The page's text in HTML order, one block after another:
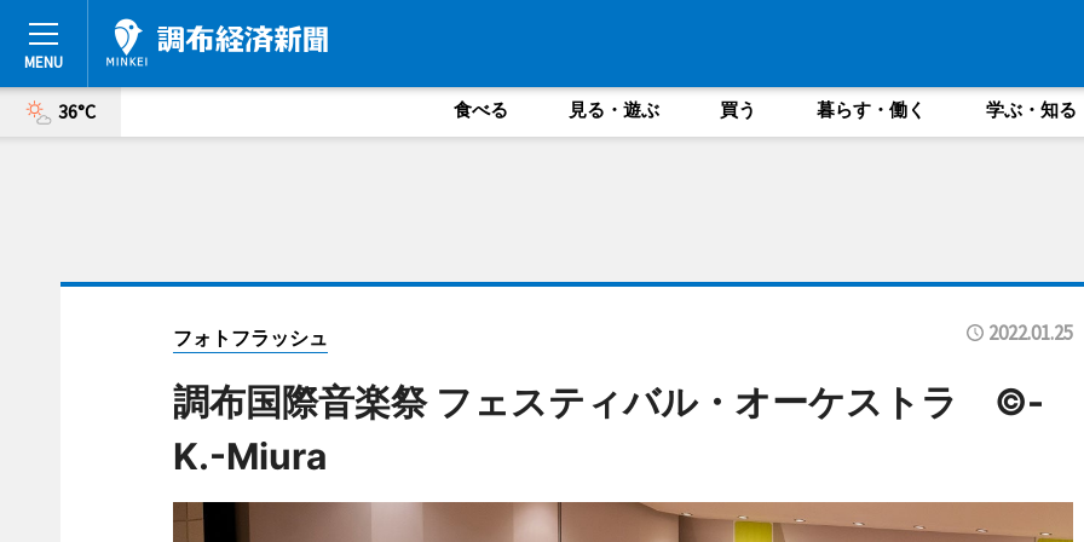
36°C 食べる 見る・遊ぶ 買う 暮らす・働く 学ぶ・知る
フォトフラッシュ 2022.01.25
調布国際音楽祭 フェスティバル・オーケストラ ©-
K.-Miura